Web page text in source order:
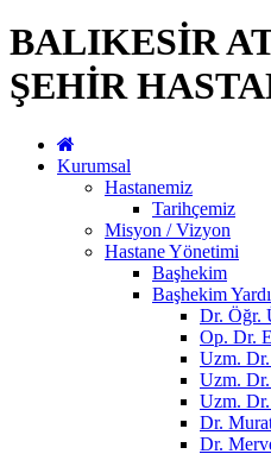
BALIKESİR
ŞEHİR
Kurumsal
Hastanemiz
Tarihçemiz
Misyon / Vizyon
Hastane Yönetimi
Başhekim
Başhekim
Dr. Öğr.
Op. Dr.
Uzm.
Uzm.
Uzm.
Dr.
Dr.